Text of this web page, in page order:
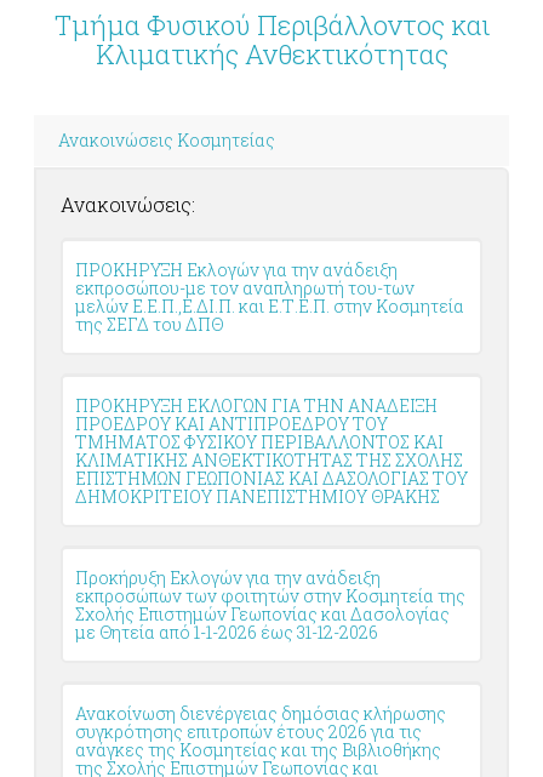
Τμήμα Φυσικού Περιβάλλοντος και
Κλιματικής Ανθεκτικότητας
Ανακοινώσεις Κοσμητείας
Ανακοινώσεις:
ΠΡΟΚΗΡΥΞΗ Εκλογών για την ανάδειξη
εκπροσώπου-με τον αναπληρωτή του-των
μελών Ε.Ε.Π.,Ε.ΔΙ.Π. και Ε.Τ.Ε.Π. στην Κοσμητεία
της ΣΕΓΔ του ΔΠΘ
ΠΡΟΚΗΡΥΞΗ ΕΚΛΟΓΩΝ ΓΙΑ ΤΗΝ ΑΝΑΔΕΙΞΗ
ΠΡΟΕΔΡΟΥ ΚΑΙ ΑΝΤΙΠΡΟΕΔΡΟΥ ΤΟΥ
ΤΜΗΜΑΤΟΣ ΦΥΣΙΚΟΥ ΠΕΡΙΒΑΛΛΟΝΤΟΣ ΚΑΙ
ΚΛΙΜΑΤΙΚΗΣ ΑΝΘΕΚΤΙΚΟΤΗΤΑΣ ΤΗΣ ΣΧΟΛΗΣ
ΕΠΙΣΤΗΜΩΝ ΓΕΩΠΟΝΙΑΣ ΚΑΙ ΔΑΣΟΛΟΓΙΑΣ ΤΟΥ
ΔΗΜΟΚΡΙΤΕΙΟΥ ΠΑΝΕΠΙΣΤΗΜΙΟΥ ΘΡΑΚΗΣ
Προκήρυξη Εκλογών για την ανάδειξη
εκπροσώπων των φοιτητών στην Κοσμητεία της
Σχολής Επιστημών Γεωπονίας και Δασολογίας
με Θητεία από 1-1-2026 έως 31-12-2026
Ανακοίνωση διενέργειας δημόσιας κλήρωσης
συγκρότησης επιτροπών έτους 2026 για τις
ανάγκες της Κοσμητείας και της Βιβλιοθήκης
της Σχολής Επιστημών Γεωπονίας και